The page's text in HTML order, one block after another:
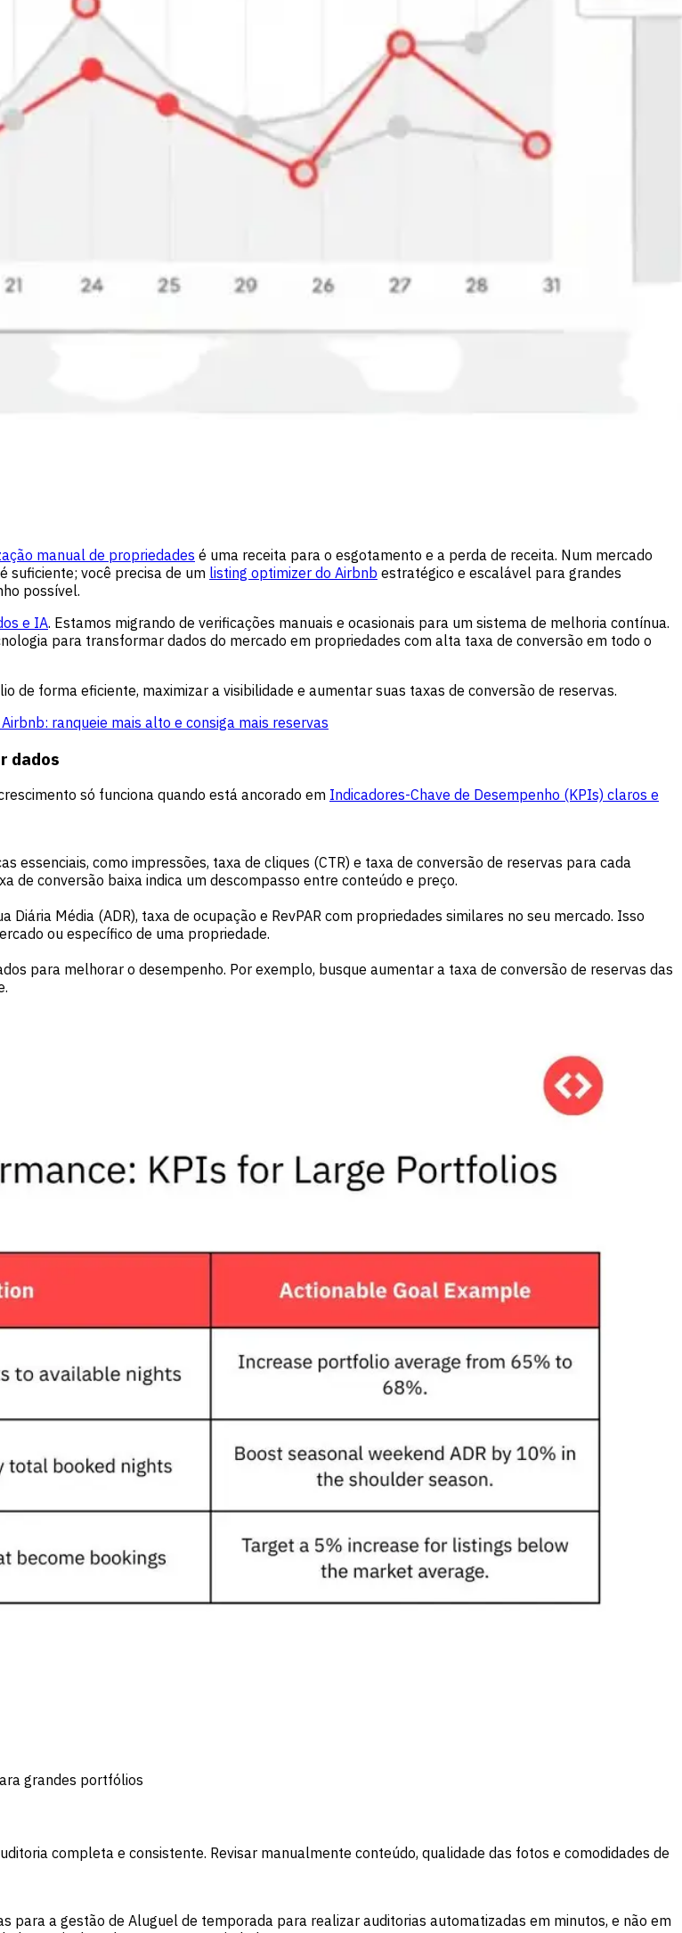
manual de propriedades é uma receita para o esgotamento e a perda de receita. Num mercado
suficiente; você precisa de um listing optimizer do Airbnb estratégico e escalável para grandes
possível.
e IA. Estamos migrando de verificações manuais e ocasionais para um sistema de melhoria contínua.
para transformar dados do mercado em propriedades com alta taxa de conversão em todo o
de forma eficiente, maximizar a visibilidade e aumentar suas taxas de conversão de reservas.
ranqueie mais alto e consiga mais reservas
dados
só funciona quando está ancorado em Indicadores-Chave de Desempenho (KPIs) claros e
essenciais, como impressões, taxa de cliques (CTR) e taxa de conversão de reservas para cada
de conversão baixa indica um descompasso entre conteúdo e preço.
Média (ADR), taxa de ocupação e RevPAR com propriedades similares no seu mercado. Isso
ou específico de uma propriedade.
para melhorar o desempenho. Por exemplo, busque aumentar a taxa de conversão de reservas das
grandes portfólios
completa e consistente. Revisar manualmente conteúdo, qualidade das fotos e comodidades de
para a gestão de Aluguel de temporada para realizar auditorias automatizadas em minutos, e não em